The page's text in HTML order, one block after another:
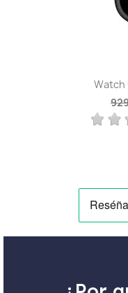
Watch